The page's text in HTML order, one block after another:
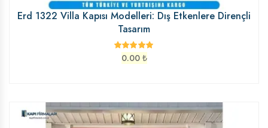
Erd 1322 Villa Kapısı Modelleri: Dış Etkenlere Dirençli
Tasarım
0.00 ₺